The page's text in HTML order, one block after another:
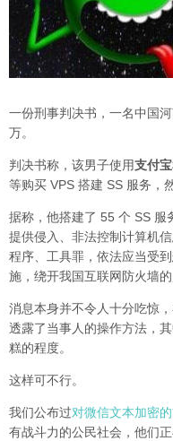
一份刑事判决书，一名中国
万。
判决书称，该男子使用支付
等购买 VPS 搭建 SS 服务，
据称，他搭建了 55 个 SS 服
提供侵入、非法控制计算机
程序、工具罪，依法应当受
施，绕开我国互联网防火墙
消息本身并不令人十分吃惊
透露了当事人的操作方法，
糕的程度。
这样可不行。
我们公布过对微信文本加密
有战斗力的公民社会，他们